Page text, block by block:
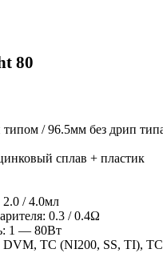
80
типом / 96.5мм без дрип
сплав + пластик
2.0 / 4.0мл
0.3 / 0.4Ω
1 — 80Вт
TC (NI200, SS, TI),